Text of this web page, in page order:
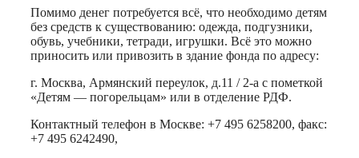
Помимо денег потребуется всё, что необходимо детям
без средств к существованию: одежда, подгузники,
обувь, учебники, тетради, игрушки. Всё это можно
приносить или привозить в здание фонда по адресу:
г. Москва, Армянский переулок, д.11 / 2-а с пометкой
«Детям — погорельцам» или в отделение РДФ.
Контактный телефон в Москве: +7 495 6258200, факс:
+7 495 6242490,